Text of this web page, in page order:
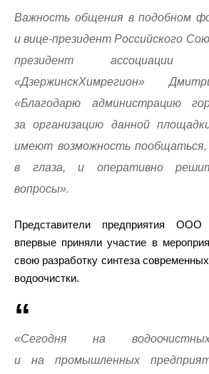
Важность общения в подобном
и вице-президент Российского
президент ассоциации
«ДзержинскХимрегион»
«Благодарю администрацию
за организацию данной
имеют возможность пообщаться,
в глаза, и оперативно
вопросы».
Представители предприятия ООО
впервые приняли участие в
свою разработку синтеза
водоочистки.
«Сегодня на
и на промышленных